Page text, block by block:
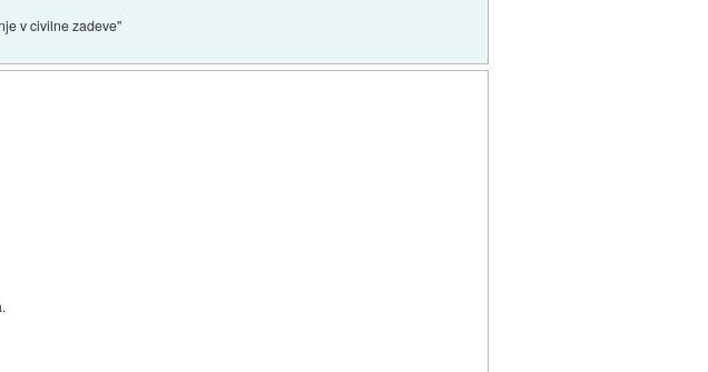
v civilne zadeve"